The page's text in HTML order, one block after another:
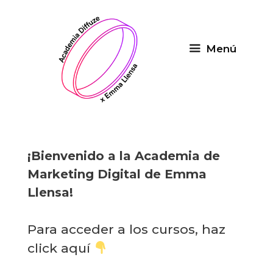
Menú
¡Bienvenido a la Academia de
Marketing Digital de Emma
Llensa!
Para acceder a los cursos, haz
click aquí